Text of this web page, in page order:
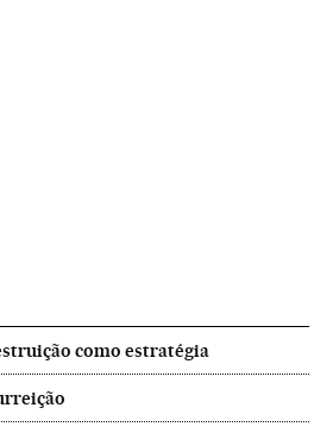
como estratégia